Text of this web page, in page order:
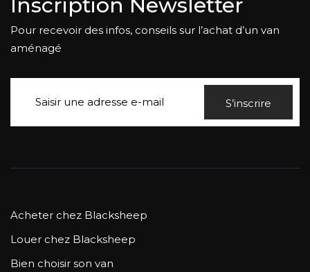
Pour recevoir des infos, conseils sur l’achat d’un van
aménagé
S’inscrire
Acheter chez Blacksheep
Louer chez Blacksheep
Bien choisir son van